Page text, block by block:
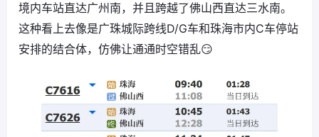
境内车站直达广州南，并且跨越了佛山西直达三水南。
这种看上去像是广珠城际跨线D/G车和珠海市内C车停站
安排的结合体，仿佛让通通时空错乱😏